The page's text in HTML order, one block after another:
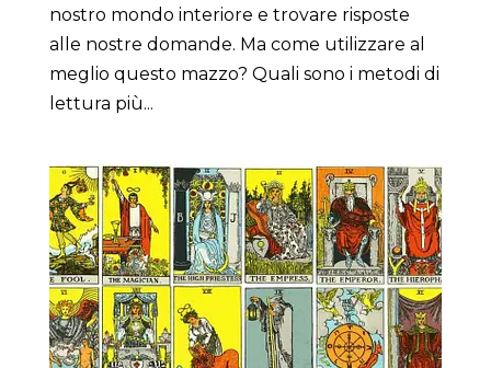
nostro mondo interiore e trovare risposte
alle nostre domande. Ma come utilizzare al
meglio questo mazzo? Quali sono i metodi di
lettura più...